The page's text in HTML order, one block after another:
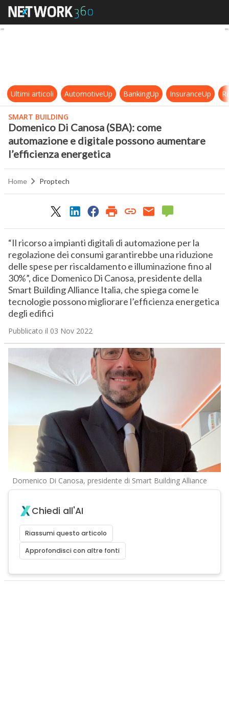
Domenico Di Canosa (SBA):
Ultimi articoli AutomotiveUp BankingUp InsuranceUp
SMART BUILDING
Domenico Di Canosa (SBA): come
automazione e digitale possono aumentare
l’efficienza energetica
Home Proptech
“Il ricorso a impianti digitali di automazione per la
regolazione dei consumi garantirebbe una riduzione
delle spese per riscaldamento e illuminazione fino al
30%”, dice Domenico Di Canosa, presidente della
Smart Building Alliance Italia, che spiega come le
tecnologie possono migliorare l’efficienza energetica
degli edifici
Pubblicato il 03 Nov 2022
Domenico Di Canosa, presidente di Smart Building Alliance
Chiedi all'AI
Riassumi questo articolo
Approfondisci con altre fonti